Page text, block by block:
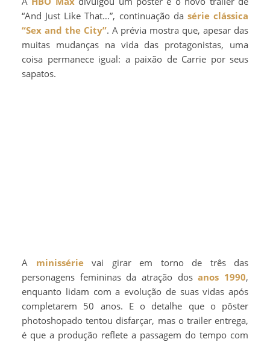
“And Just Like That…”, continuação da série clássica
“Sex and the City”. A prévia mostra que, apesar das
muitas mudanças na vida das protagonistas, uma
coisa permanece igual: a paixão de Carrie por seus
sapatos.
A minissérievai girar em torno de três das
personagens femininas da atração dosanos 1990,
enquanto lidam com a evolução de suas vidas após
completarem 50 anos. E o detalhe que o pôster
photoshopado tentou disfarçar, mas o trailer entrega,
é que a produção reflete a passagem do tempo com